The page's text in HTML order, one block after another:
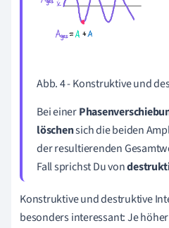
Abb. 4 - Konstruktive und
Bei einer
löschensich die beiden
der resultierenden
Fall sprichst Du von
Konstruktive und destruktive
besonders interessant: Je